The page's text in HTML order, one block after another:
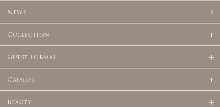
News
Collection
Guest Formal
Catalog
Beauty